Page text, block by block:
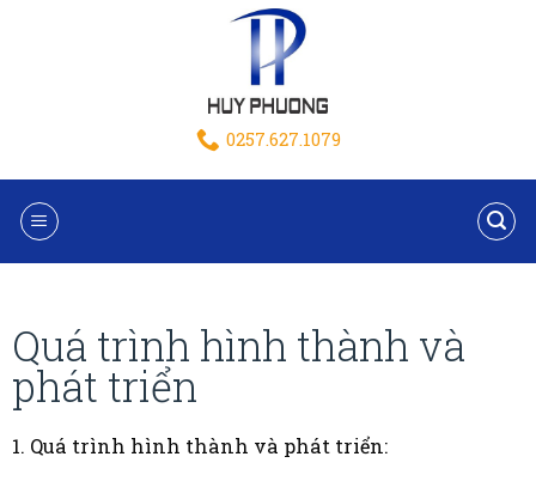
0257.627.1079
Quá trình hình thành và
phát triển
1. Quá trình hình thành và phát triển: